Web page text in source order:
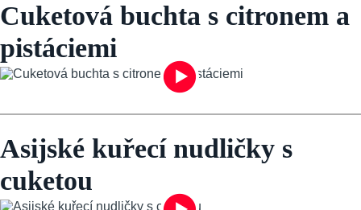
Cuketová buchta s citronem a
pistáciemi
Asijské kuřecí nudličky s
cuketou